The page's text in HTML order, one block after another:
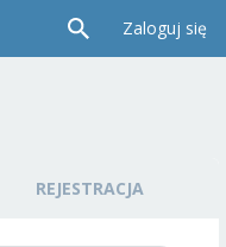
Zaloguj się
REJESTRACJA